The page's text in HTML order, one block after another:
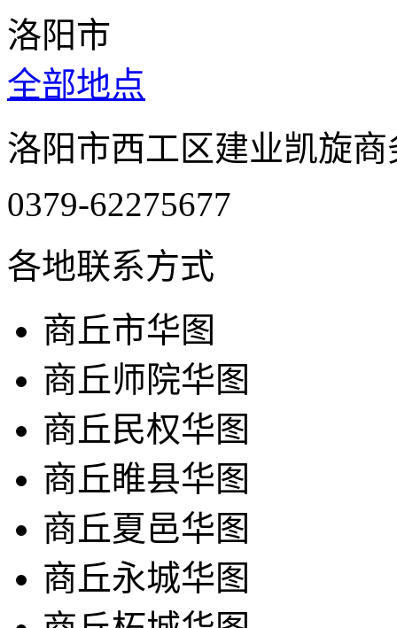
洛阳市
全部地点
洛阳市西工区建业凯旋商
0379-62275677
各地联系方式
商丘市华图
商丘师院华图
商丘民权华图
商丘睢县华图
商丘夏邑华图
商丘永城华图